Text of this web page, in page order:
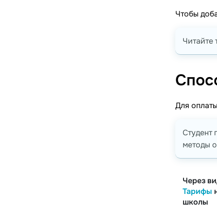
Чтобы
Читайте
Для
Студент
методы
Через
Тарифы
школы